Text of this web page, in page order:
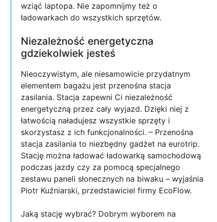
wziąć laptopa. Nie zapomnijmy też o
ładowarkach do wszystkich sprzętów.
Niezależność energetyczna
gdziekolwiek jesteś
Nieoczywistym, ale niesamowicie przydatnym
elementem bagażu jest przenośna stacja
zasilania. Stacja zapewni Ci niezależność
energetyczną przez cały wyjazd. Dzięki niej z
łatwością naładujesz wszystkie sprzęty i
skorzystasz z ich funkcjonalności. – Przenośna
stacja zasilania to niezbędny gadżet na eurotrip.
Stację można ładować ładowarką samochodową
podczas jazdy czy za pomocą specjalnego
zestawu paneli słonecznych na biwaku – wyjaśnia
Piotr Kuźniarski, przedstawiciel firmy EcoFlow.
Jaką stację wybrać? Dobrym wyborem na